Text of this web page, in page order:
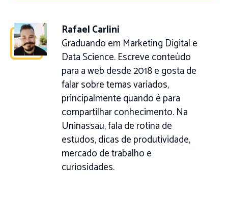
Rafael Carlini
Graduando em Marketing Digital e
Data Science. Escreve conteúdo
para a web desde 2018 e gosta de
falar sobre temas variados,
principalmente quando é para
compartilhar conhecimento. Na
Uninassau, fala de rotina de
estudos, dicas de produtividade,
mercado de trabalho e
curiosidades.